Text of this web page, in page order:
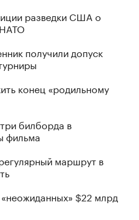
разведки США о
получили допуск
конец «родильному
билборда в
фильма
маршрут в
$22 млрд